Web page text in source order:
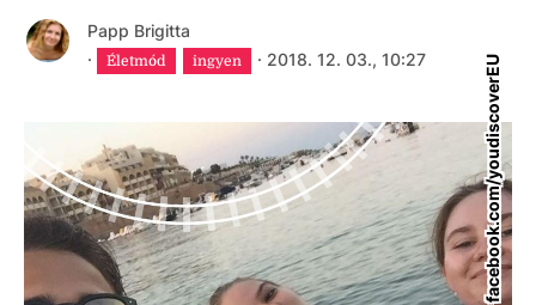
Papp Brigitta
·
Életmód ingyen · 2018. 12. 03., 10:27 facebook.com/youdiscoverEU